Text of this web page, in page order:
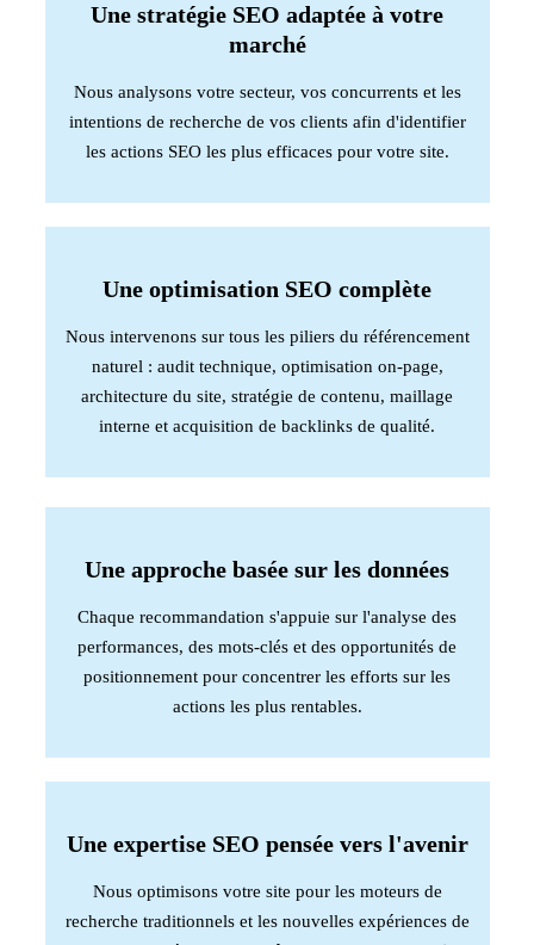
Une stratégie SEO adaptée à votre
marché
Nous analysons votre secteur, vos concurrents et les
intentions de recherche de vos clients afin d'identifier
les actions SEO les plus efficaces pour votre site.
Une optimisation SEO complète
Nous intervenons sur tous les piliers du référencement
naturel : audit technique, optimisation on-page,
architecture du site, stratégie de contenu, maillage
interne et acquisition de backlinks de qualité.
Une approche basée sur les données
Chaque recommandation s'appuie sur l'analyse des
performances, des mots-clés et des opportunités de
positionnement pour concentrer les efforts sur les
actions les plus rentables.
Une expertise SEO pensée vers l'avenir
Nous optimisons votre site pour les moteurs de
recherche traditionnels et les nouvelles expériences de